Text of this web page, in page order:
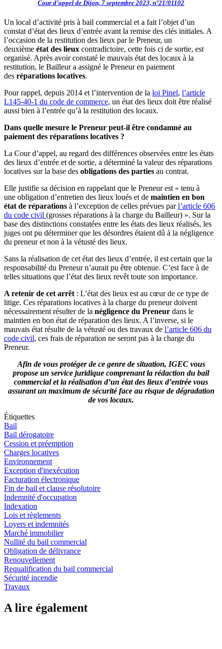
Cour d’appel de Dijon, 7 septembre 2023, n°21/01102
Un local d’activité pris à bail commercial et a fait l’objet d’un
constat d’état des lieux d’entrée avant la remise des clés initiales. A
l’occasion de la restitution des lieux par le Preneur, un
deuxième état des lieux contradictoire, cette fois ci de sortie, est
organisé. Après avoir constaté le mauvais état des locaux à la
restitution, le Bailleur a assigné le Preneur en paiement
des réparations locatives.
Pour rappel, depuis 2014 et l’intervention de la loi Pinel, l’article
L145-40-1 du code de commerce, un état des lieux doit être réalisé
aussi bien à l’entrée qu’à la restitution des locaux.
Dans quelle mesure le Preneur peut-il être condamné au
paiement des réparations locatives ?
La Cour d’appel, au regard des différences observées entre les états
des lieux d’entrée et de sortie, a déterminé la valeur des réparations
locatives sur la base des obligations des parties au contrat.
Elle justifie sa décision en rappelant que le Preneur est « tenu à
une obligation d’entretien des lieux loués et de maintien en bon
état de réparations à l’exception de celles prévues parl’article 606
du code civil (grosses réparations à la charge du Bailleur) ». Sur la
base des distinctions constatées entre les états des lieux réalisés, les
juges ont pu déterminer que les désordres étaient dû à la négligence
du preneur et non à la vétusté des lieux.
Sans la réalisation de cet état des lieux d’entrée, il est certain que la
responsabilité du Preneur n’aurait pu être obtenue. C’est face à de
telles situations que l’état des lieux revêt toute son importance.
A retenir de cet arrêt : L’état des lieux est au cœur de ce type de
litige. Ces réparations locatives à la charge du preneur doivent
nécessairement résulter de la négligence du Preneur dans le
maintien en bon état de réparation des lieux. A l’inverse, si le
mauvais état résulte de la vétusté ou des travaux de l’article 606 du
code civil, ces frais de réparation ne seront pas à la charge du
Preneur.
Afin de vous protéger de ce genre de situation, IGEC vous
propose un service juridique comprenant la rédaction du bail
commercial et la réalisation d’un état des lieux d’entrée vous
assurant un maximum de sécurité face au risque de dégradation
de vos locaux.
Étiquettes
Bail
Bail dérogatoire
Cession et préemption
Charges locatives
Environnement
Exception d'inexécution
Facturation électronique
Fin de bail et clause résolutoire
Indemnité d'occupation
Indexation
Lois et règlements
Loyers et indemnités
Marché immobilier
Nullité du bail commercial
Obligation de délivrance
Renouvellement
Requalification du bail commercial
Sécurité incendie
Travaux
A lire également